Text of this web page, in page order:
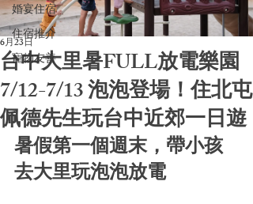
婚宴住宿
住宿推介
寵物友善
台中大里暑FULL放電樂園
7/12-7/13 泡泡登場！住北屯
佩德先生玩台中近郊一日遊
6月23日
暑假第一個週末，帶小孩
去大里玩泡泡放電